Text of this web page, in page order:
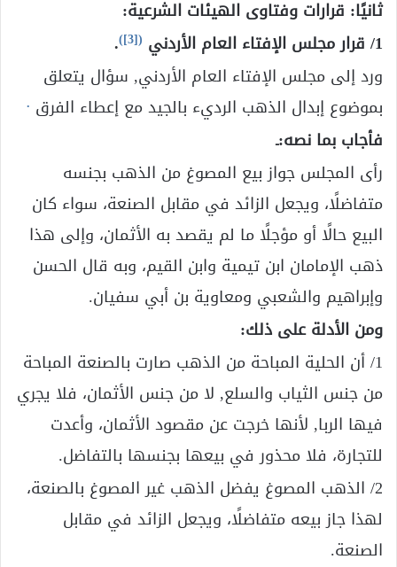
ثانيًا: قرارات وفتاوى الهيئات الشرعية:
1/ قرار مجلس الإفتاء العام الأردني
(
[3]
)
.
ورد إلى مجلس الإفتاء العام الأردني, سؤال يتعلق
بموضوع إبدال الذهب الرديء بالجيد مع إعطاء الفرق .
فأجاب بما نصه:ـ
رأى المجلس جواز بيع المصوغ من الذهب بجنسه
متفاضلًا، ويجعل الزائد في مقابل الصنعة، سواء كان
البيع حالًا أو مؤجلًا ما لم يقصد به الأثمان، وإلى هذا
ذهب الإمامان ابن تيمية وابن القيم، وبه قال الحسن
وإبراهيم والشعبي ومعاوية بن أبي سفيان.
ومن الأدلة على ذلك:
1/ أن الحلية المباحة من الذهب صارت بالصنعة المباحة
من جنس الثياب والسلع, لا من جنس الأثمان، فلا يجري
فيها الربا, لأنها خرجت عن مقصود الأثمان، وأعدت
للتجارة، فلا محذور في بيعها بجنسها بالتفاضل.
2/ الذهب المصوغ يفضل الذهب غير المصوغ بالصنعة،
لهذا جاز بيعه متفاضلًا، ويجعل الزائد في مقابل
الصنعة.